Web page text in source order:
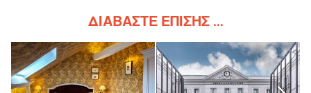
ΔΙΑΒΆΣΤΕ ΕΠΊΣΗΣ ...